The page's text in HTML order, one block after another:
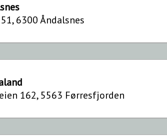
Hymer, Laika, LMC
6300 Åndalsnes
Forhandler følgende
Hymer, Laika, Polar
162, 5563 Førresfjorden
Forhandler følgende